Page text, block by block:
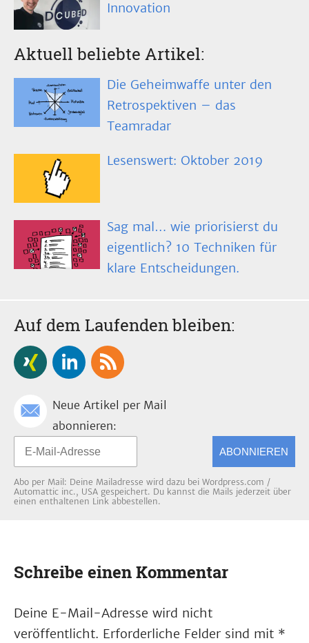
Innovation
Aktuell beliebte Artikel:
Die Geheimwaffe unter den
Retrospektiven – das
Teamradar
Lesenswert: Oktober 2019
Sag mal… wie priorisierst du
eigentlich? 10 Techniken für
klare Entscheidungen.
Auf dem Laufenden bleiben:
Neue Artikel per Mail
abonnieren:
ABONNIEREN
Abo per Mail: Deine Mailadresse wird dazu bei Wordpress.com /
Automattic inc., USA gespeichert. Du kannst die Mails jederzeit über
einen enthaltenen Link abbestellen.
Schreibe einen Kommentar
Deine E-Mail-Adresse wird nicht
veröffentlicht. Erforderliche Felder sind mit *